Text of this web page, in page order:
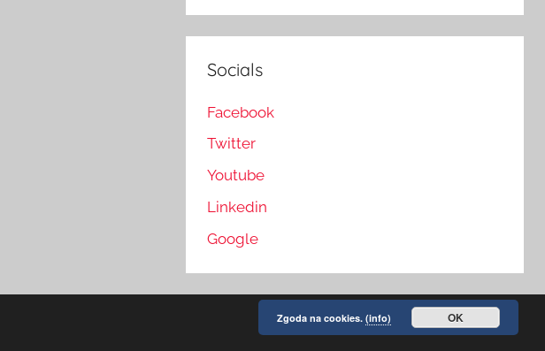
Socials
Facebook
Twitter
Youtube
Linkedin
Google
Zgoda na cookies. (info) OK